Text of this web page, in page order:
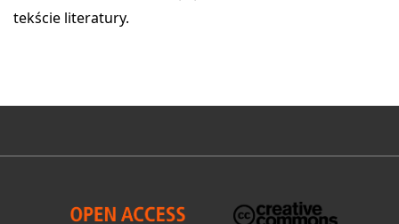
tekście literatury.